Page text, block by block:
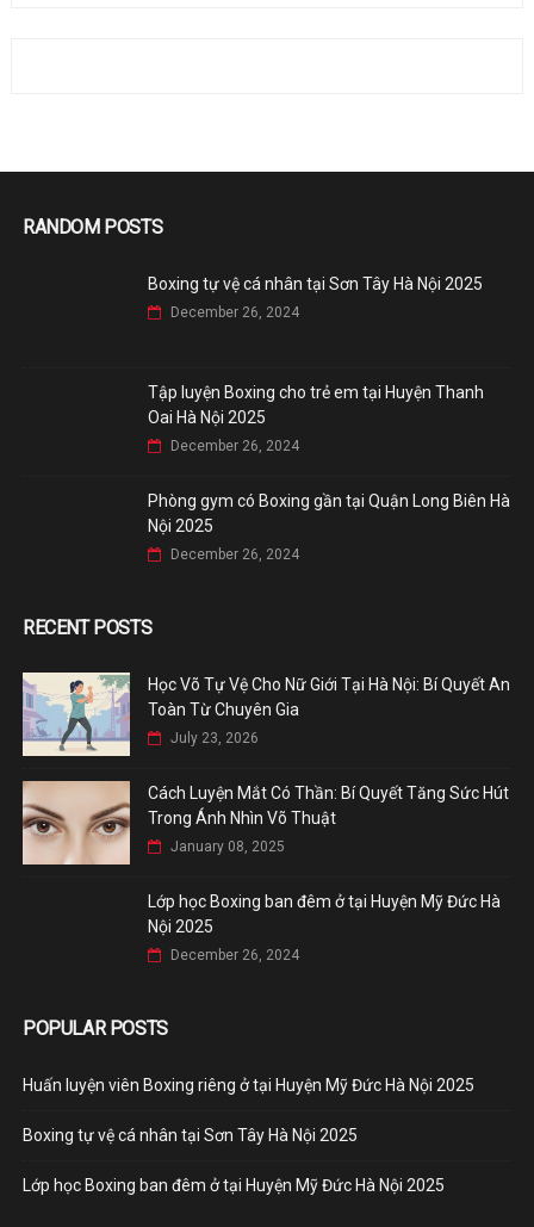
RANDOM POSTS
Boxing tự vệ cá nhân tại Sơn Tây Hà Nội 2025
December 26, 2024
Tập luyện Boxing cho trẻ em tại Huyện Thanh
Oai Hà Nội 2025
December 26, 2024
Phòng gym có Boxing gần tại Quận Long Biên Hà
Nội 2025
December 26, 2024
RECENT POSTS
Học Võ Tự Vệ Cho Nữ Giới Tại Hà Nội: Bí Quyết An
Toàn Từ Chuyên Gia
July 23, 2026
Cách Luyện Mắt Có Thần: Bí Quyết Tăng Sức Hút
Trong Ánh Nhìn Võ Thuật
January 08, 2025
Lớp học Boxing ban đêm ở tại Huyện Mỹ Đức Hà
Nội 2025
December 26, 2024
POPULAR POSTS
Huấn luyện viên Boxing riêng ở tại Huyện Mỹ Đức Hà Nội 2025
Boxing tự vệ cá nhân tại Sơn Tây Hà Nội 2025
Lớp học Boxing ban đêm ở tại Huyện Mỹ Đức Hà Nội 2025